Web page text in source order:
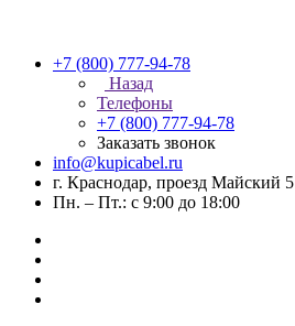
+7 (800) 777-94-78
Назад
Телефоны
+7 (800) 777-94-78
Заказать звонок
info@kupicabel.ru
г. Краснодар, проезд Майский 5
Пн. – Пт.: с 9:00 до 18:00